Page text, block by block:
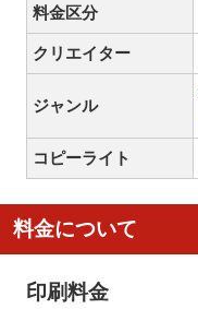
料金区分
クリエイター
ジャンル
コピーライト
料金について
印刷料金